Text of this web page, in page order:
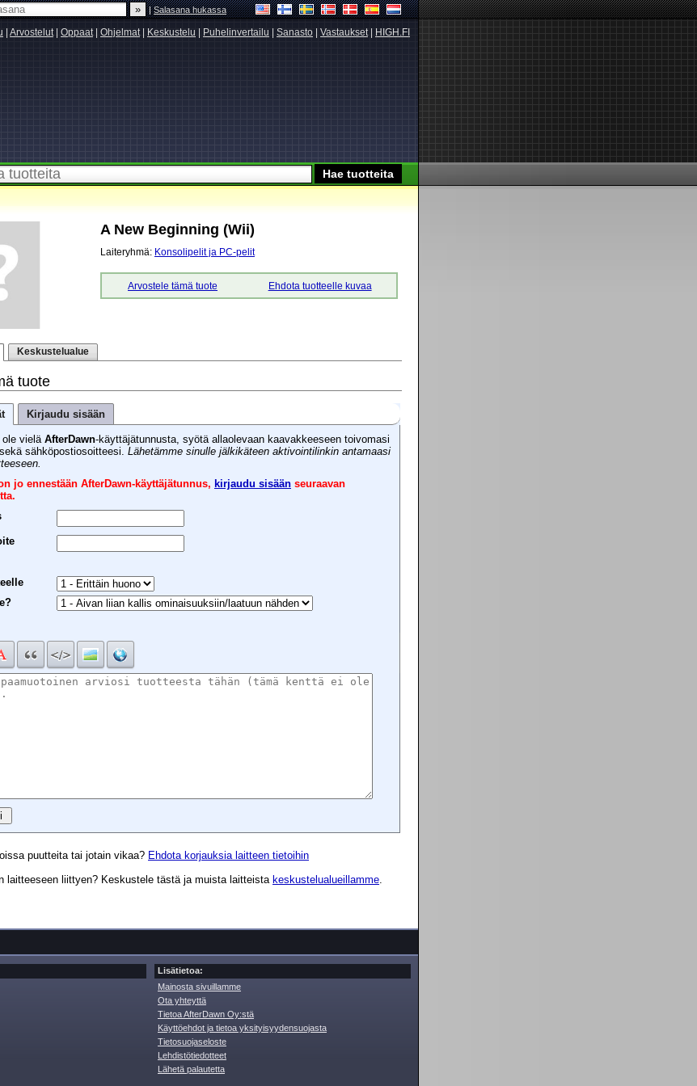
|Salasana hukassa
Arvostelut| Oppaat| Ohjelmat| Keskustelu Puhelinvertailu Sanasto Vastaukset| HIGH.FI
A New Beginning (Wii)
Laiteryhmä: Konsolipelit ja PC-pelit
Arvostele tämä tuote Ehdota tuotteelle kuvaa
Keskustelualue
tuote
Kirjaudu sisään
ole vielä AfterDawn-käyttäjätunnusta, syötä allaolevaan kaavakkeeseen toivomasi
sähköpostiosoitteesi. Lähetämme sinulle jälkikäteen aktivointilinkin antamaasi
jo ennestään AfterDawn-käyttäjätunnus, kirjaudu sisään seuraavan
puutteita tai jotain vikaa? Ehdota korjauksia laitteen tietoihin
laitteeseen liittyen? Keskustele tästä ja muista laitteista keskustelualueillamme
Lisätietoa:
Mainosta sivuillamme
Ota yhteyttä
Tietoa AfterDawn Oy:stä
Käyttöehdot ja tietoa yksityisyydensuojasta
Tietosuojaseloste
Lehdistötiedotteet
Lähetä palautetta